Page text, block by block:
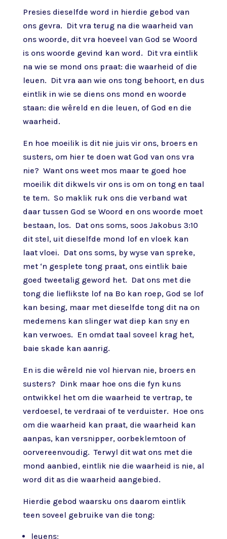
Presies dieselfde word in hierdie gebod van
ons gevra. Dit vra terug na die waarheid van
ons woorde, dit vra hoeveel van God se Woord
is ons woorde gevind kan word. Dit vra eintlik
na wie se mond ons praat: die waarheid of die
leuen. Dit vra aan wie ons tong behoort, en dus
eintlik in wie se diens ons mond en woorde
staan: die wêreld en die leuen, of God en die
waarheid.
En hoe moeilik is dit nie juis vir ons, broers en
susters, om hier te doen wat God van ons vra
nie? Want ons weet mos maar te goed hoe
moeilik dit dikwels vir ons is om on tong en taal
te tem. So maklik ruk ons die verband wat
daar tussen God se Woord en ons woorde moet
bestaan, los. Dat ons soms, soos Jakobus 3:10
dit stel, uit dieselfde mond lof en vloek kan
laat vloei. Dat ons soms, by wyse van spreke,
met ‘n gesplete tong praat, ons eintlik baie
goed tweetalig geword het. Dat ons met die
tong die lieflikste lof na Bo kan roep, God se lof
kan besing, maar met dieselfde tong dit na on
medemens kan slinger wat diep kan sny en
kan verwoes. En omdat taal soveel krag het,
baie skade kan aanrig.
En is die wêreld nie vol hiervan nie, broers en
susters? Dink maar hoe ons die fyn kuns
ontwikkel het om die waarheid te vertrap, te
verdoesel, te verdraai of te verduister. Hoe ons
om die waarheid kan praat, die waarheid kan
aanpas, kan versnipper, oorbeklemtoon of
oorvereenvoudig. Terwyl dit wat ons met die
mond aanbied, eintlik nie die waarheid is nie, al
word dit as die waarheid aangebied.
Hierdie gebod waarsku ons daarom eintlik
teen soveel gebruike van die tong:
leuens;